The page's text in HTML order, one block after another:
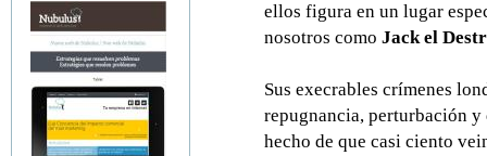
ellos figura en un lugar
nosotros como Jack el
Sus execrables crímenes
repugnancia, perturbación y
hecho de que casi ciento